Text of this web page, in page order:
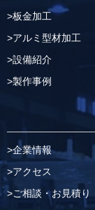
板金加工
アルミ型材加工
設備紹介
製作事例
企業情報
アクセス
ご相談・お見積り